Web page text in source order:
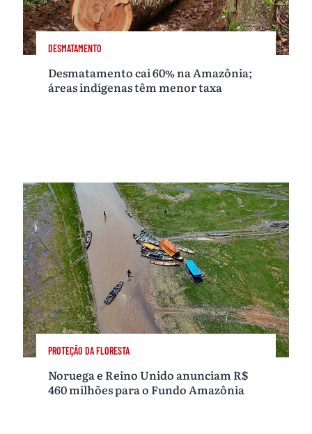
DESMATAMENTO
Desmatamento cai 60% na Amazônia;
áreas indígenas têm menor taxa
PROTEÇÃO DA FLORESTA
Noruega e Reino Unido anunciam R$
460 milhões para o Fundo Amazônia